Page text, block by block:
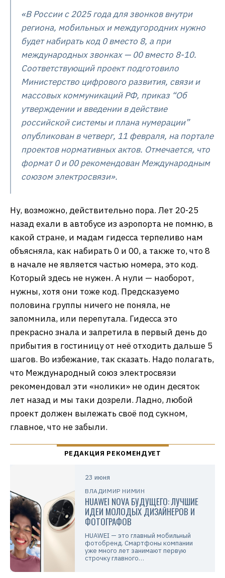
«В России с 2025 года для звонков внутри
региона, мобильных и междугородних нужно
будет набирать код 0 вместо 8, а при
международных звонках — 00 вместо 8-10.
Соответствующий проект подготовило
Министерство цифрового развития, связи и
массовых коммуникаций РФ, приказ “Об
утверждении и введении в действие
российской системы и плана нумерации”
опубликован в четверг, 11 февраля, на портале
проектов нормативных актов. Отмечается, что
формат 0 и 00 рекомендован Международным
союзом электросвязи».
Ну, возможно, действительно пора. Лет 20-25
назад ехали в автобусе из аэропорта не помню, в
какой стране, и мадам гидесса терпеливо нам
объясняла, как набирать 0 и 00, а также то, что 8
в начале не является частью номера, это код.
Который здесь не нужен. А нули — наоборот,
нужны, хотя они тоже код. Предсказуемо
половина группы ничего не поняла, не
запомнила, или перепутала. Гидесса это
прекрасно знала и запретила в первый день до
прибытия в гостиницу от неё отходить дальше 5
шагов. Во избежание, так сказать. Надо полагать,
что Международный союз электросвязи
рекомендовал эти «нолики» не один десяток
лет назад и мы таки дозрели. Ладно, любой
проект должен вылежать своё под сукном,
главное, что не забыли.
23 июня
ВЛАДИМИР НИМИН
HUAWEI NOVA БУДУЩЕГО: ЛУЧШИЕ
ИДЕИ МОЛОДЫХ ДИЗАЙНЕРОВ И
ФОТОГРАФОВ
HUAWEI — это главный мобильный
фотобренд. Смартфоны компании
уже много лет занимают первую
строчку главного…